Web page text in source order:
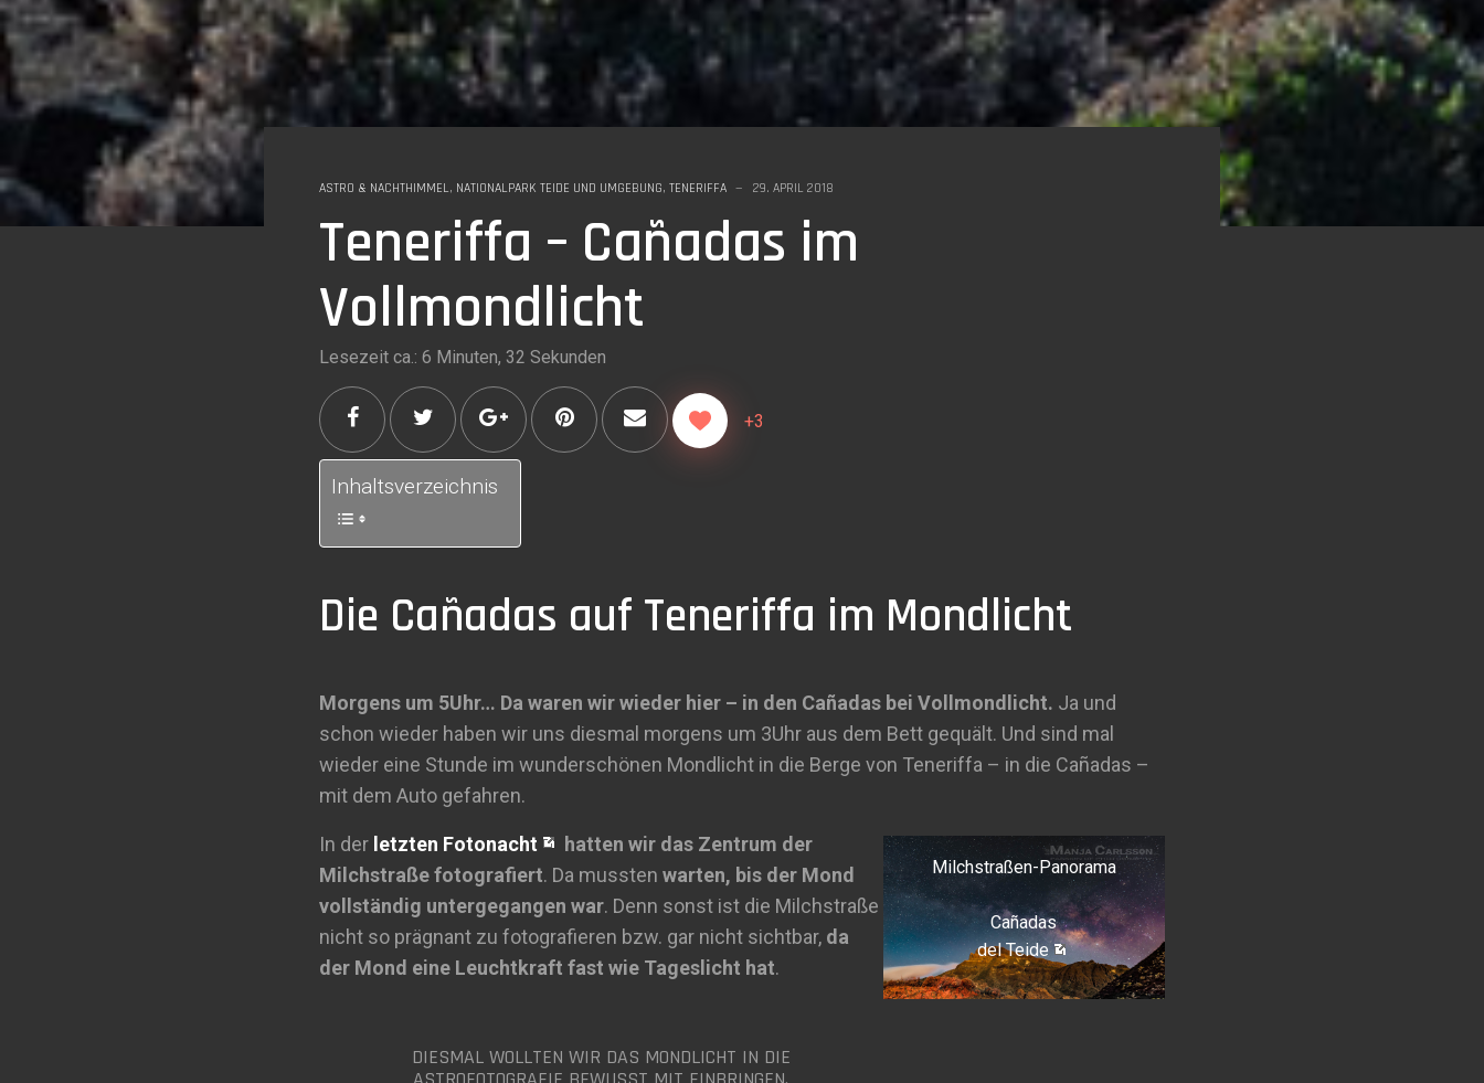
ASTRO & NACHTHIMMEL, NATIONALPARK TEIDE UND UMGEBUNG, TENERIFFA 29. APRIL 2018
Teneriffa – Cañadas im
Vollmondlicht
Lesezeit ca.: 6 Minuten, 32 Sekunden
+3
Inhaltsverzeichnis
Die Cañadas auf Teneriffa im Mondlicht
Morgens um 5Uhr… Da waren wir wieder hier – in den Cañadas bei Vollmondlicht. Ja und
schon wieder haben wir uns diesmal morgens um 3Uhr aus dem Bett gequält. Und sind mal
wieder eine Stunde im wunderschönen Mondlicht in die Berge von Teneriffa – in die Cañadas –
mit dem Auto gefahren.
In der letzten Fotonacht
hatten wir das Zentrum der
Milchstraße fotografiert. Da mussten warten, bis der Mond
vollständig untergegangen war. Denn sonst ist die Milchstraße
nicht so prägnant zu fotografieren bzw. gar nicht sichtbar, da
der Mond eine Leuchtkraft fast wie Tageslicht hat.
DIESMAL WOLLTEN WIR DAS MONDLICHT IN DIE
Milchstraßen-Panorama
Cañadas
del Teide